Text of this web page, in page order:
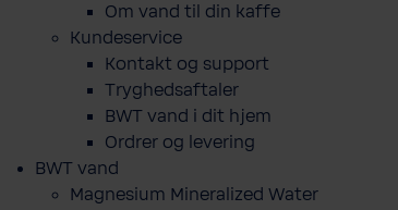
Om vand til din kaffe
Kundeservice
Kontakt og support
Tryghedsaftaler
BWT vand i dit hjem
Ordrer og levering
BWT vand
Magnesium Mineralized Water